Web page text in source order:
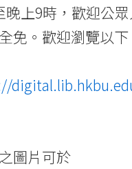
晚上9時，歡迎公
免。歡迎瀏覽以
圖片可於